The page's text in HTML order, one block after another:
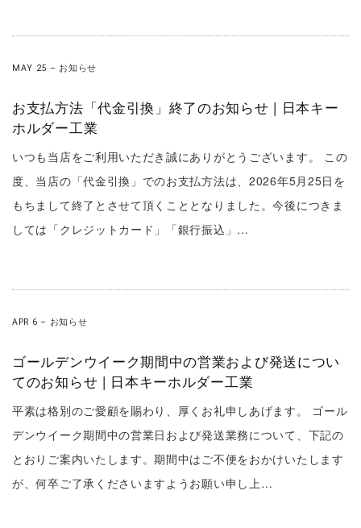
MAY 25 – お知らせ
お支払方法「代金引換」終了のお知らせ | 日本キー
ホルダー工業
いつも当店をご利用いただき誠にありがとうございます。 この
度、当店の「代金引換」でのお支払方法は、2026年5月25日を
もちまして終了とさせて頂くこととなりました。今後につきま
しては「クレジットカード」「銀行振込」…
APR 6 – お知らせ
ゴールデンウイーク期間中の営業および発送につい
てのお知らせ | 日本キーホルダー工業
平素は格別のご愛顧を賜わり、厚くお礼申しあげます。 ゴール
デンウイーク期間中の営業日および発送業務について、下記の
とおりご案内いたします。期間中はご不便をおかけいたします
が、何卒ご了承くださいますようお願い申し上…